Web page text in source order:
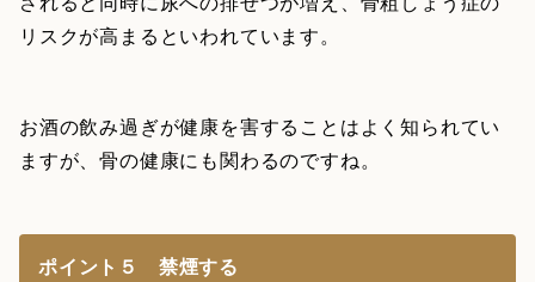
リスクが高まるといわれています。
お酒の飲み過ぎが健康を害することはよく知られてい
ますが、骨の健康にも関わるのですね。
ポイント５ 禁煙する